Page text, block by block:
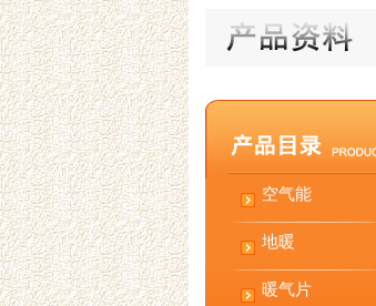
空气能
地暖
暖气片